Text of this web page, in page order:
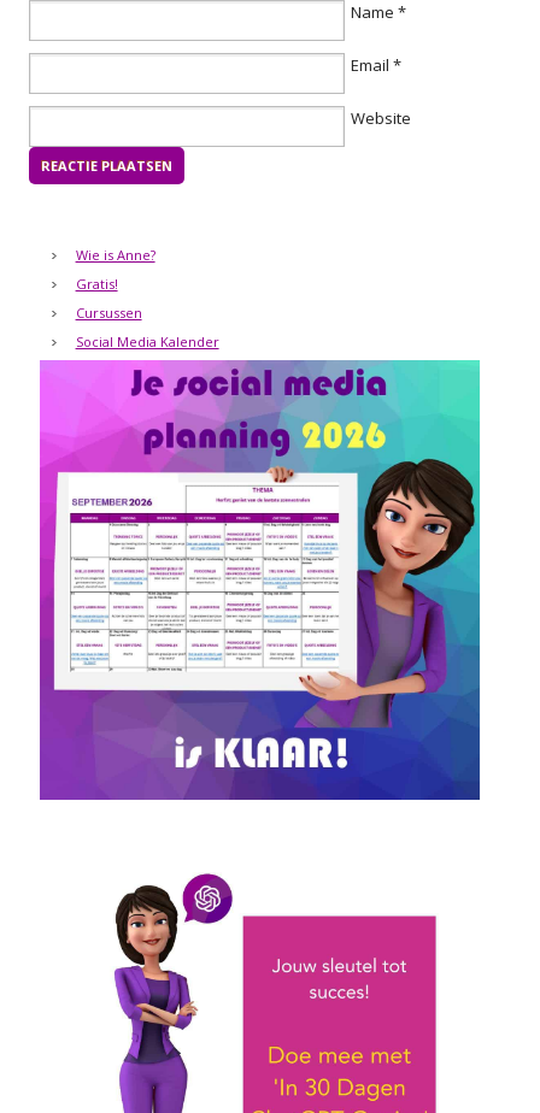
Name *
Email *
Website
Wie is Anne?
Gratis!
Cursussen
Social Media Kalender